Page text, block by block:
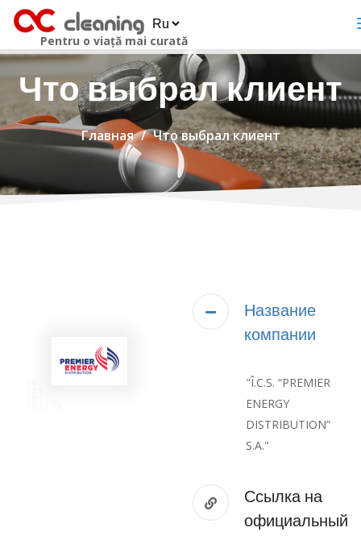
Pentru o viață mai curată
Что выбрал клиент
Главная Что выбрал клиент
Название
компании
"Î.C.S. “PREMIER
ENERGY
DISTRIBUTION”
S.A."
Ссылка на
официальный